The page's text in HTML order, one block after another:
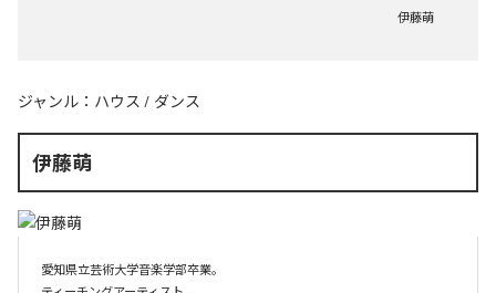
伊藤萌
ジャンル： ハウス / ダンス
伊藤萌
愛知県立芸術大学音楽学部卒業。